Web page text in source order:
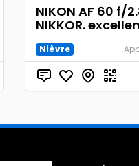
NIKON AF 60 f/
NIKKOR.
Nièvre